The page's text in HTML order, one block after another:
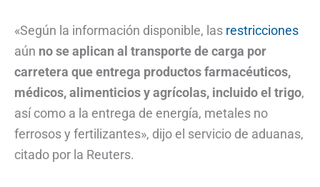
«Según la información disponible, las restricciones
aún no se aplican al transporte de carga por
carretera que entrega productos farmacéuticos,
médicos, alimenticios y agrícolas, incluido el trigo,
así como a la entrega de energía, metales no
ferrosos y fertilizantes», dijo el servicio de aduanas,
citado por la Reuters.